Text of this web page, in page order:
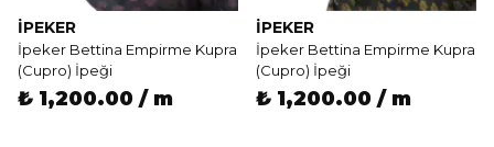
İPEKER
İpeker Bettina Empirme Kupra
(Cupro) İpeği
₺ 1,200.00 / m
İPEKER
İpeker Bettina Empirme Kupra
(Cupro) İpeği
₺ 1,200.00 / m